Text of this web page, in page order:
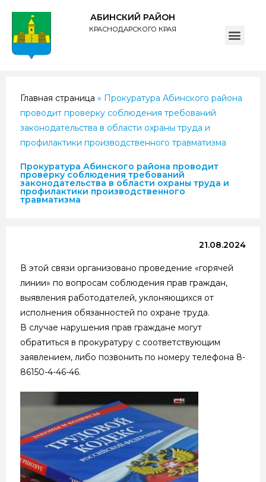
АБИНСКИЙ РАЙОН
КРАСНОДАРСКОГО КРАЯ
Главная страница » Прокуратура Абинского района
проводит проверку соблюдения требований
законодательства в области охраны труда и
профилактики производственного травматизма
Прокуратура Абинского района проводит
проверку соблюдения требований
законодательства в области охраны труда и
профилактики производственного
травматизма
21.08.2024
В этой связи организовано проведение «горячей
линии» по вопросам соблюдения прав граждан,
выявления работодателей, уклоняющихся от
исполнения обязанностей по охране труда.
В случае нарушения прав граждане могут
обратиться в прокуратуру с соответствующим
заявлением, либо позвонить по номеру телефона 8-
86150-4-46-46.